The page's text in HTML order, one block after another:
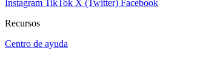
Instagram TikTok X (Twitter) Facebook
Recursos
Centro de ayuda